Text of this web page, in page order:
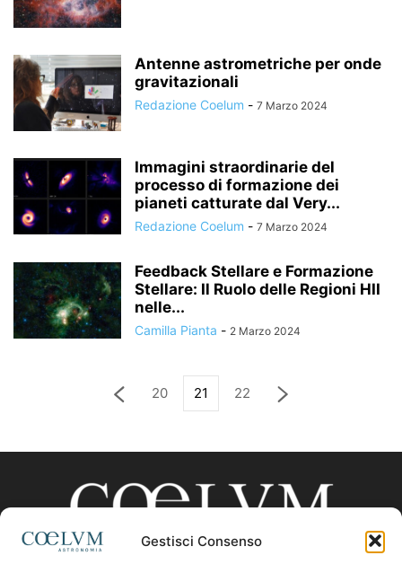
Gestisci Consenso
Antenne astrometriche per onde
gravitazionali
Redazione Coelum - 7 Marzo 2024
Immagini straordinarie del
processo di formazione dei
pianeti catturate dal Very...
Redazione Coelum - 7 Marzo 2024
Feedback Stellare e Formazione
Stellare: Il Ruolo delle Regioni HII
nelle...
Camilla Pianta - 2 Marzo 2024
20 21 22